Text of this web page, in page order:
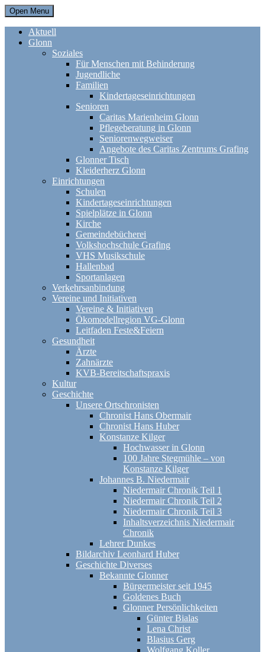
Open Menu
Aktuell
Glonn
Soziales
Für Menschen mit Behinderung
Jugendliche
Familien
Kindertageseinrichtungen
Senioren
Caritas Marienheim Glonn
Pflegeberatung in Glonn
Seniorenwegweiser
Angebote des Caritas Zentrums Grafing
Glonner Tisch
Kleiderherz Glonn
Einrichtungen
Schulen
Kindertageseinrichtungen
Spielplätze in Glonn
Kirche
Gemeindebücherei
Volkshochschule Grafing
VHS Musikschule
Hallenbad
Sportanlagen
Verkehrsanbindung
Vereine und Initiativen
Vereine & Initiativen
Ökomodellregion VG-Glonn
Leitfaden Feste&Feiern
Gesundheit
Ärzte
Zahnärzte
KVB-Bereitschaftspraxis
Kultur
Geschichte
Unsere Ortschronisten
Chronist Hans Obermair
Chronist Hans Huber
Konstanze Kilger
Hochwasser in Glonn
100 Jahre Stegmühle – von
Konstanze Kilger
Johannes B. Niedermair
Niedermair Chronik Teil 1
Niedermair Chronik Teil 2
Niedermair Chronik Teil 3
Inhaltsverzeichnis Niedermair
Chronik
Lehrer Dunkes
Bildarchiv Leonhard Huber
Geschichte Diverses
Bekannte Glonner
Bürgermeister seit 1945
Goldenes Buch
Glonner Persönlichkeiten
Günter Bialas
Lena Christ
Blasius Gerg
Wolfgang Koller